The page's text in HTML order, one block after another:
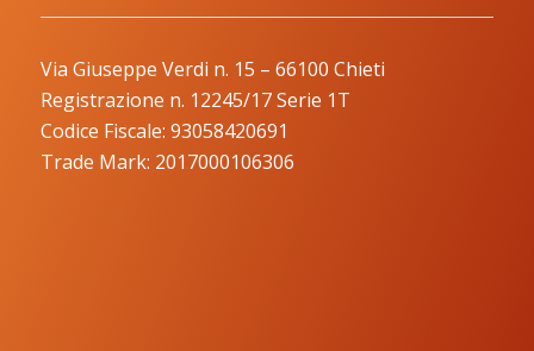
Via Giuseppe Verdi n. 15 – 66100 Chieti
Registrazione n. 12245/17 Serie 1T
Codice Fiscale: 93058420691
Trade Mark: 2017000106306